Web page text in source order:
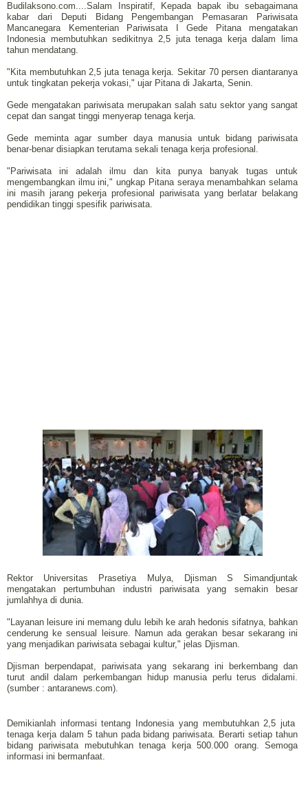
Budilaksono.com....Salam Inspiratif, Kepada bapak ibu sebagaimana
kabar dari Deputi Bidang Pengembangan Pemasaran Pariwisata
Mancanegara Kementerian Pariwisata I Gede Pitana mengatakan
Indonesia membutuhkan sedikitnya 2,5 juta tenaga kerja dalam lima
tahun mendatang.
"Kita membutuhkan 2,5 juta tenaga kerja. Sekitar 70 persen diantaranya
untuk tingkatan pekerja vokasi," ujar Pitana di Jakarta, Senin.
Gede mengatakan pariwisata merupakan salah satu sektor yang sangat
cepat dan sangat tinggi menyerap tenaga kerja.
Gede meminta agar sumber daya manusia untuk bidang pariwisata
benar-benar disiapkan terutama sekali tenaga kerja profesional.
"Pariwisata ini adalah ilmu dan kita punya banyak tugas untuk
mengembangkan ilmu ini," ungkap Pitana seraya menambahkan selama
ini masih jarang pekerja profesional pariwisata yang berlatar belakang
pendidikan tinggi spesifik pariwisata.
Rektor Universitas Prasetiya Mulya, Djisman S Simandjuntak
mengatakan pertumbuhan industri pariwisata yang semakin besar
jumlahhya di dunia.
"Layanan leisure ini memang dulu lebih ke arah hedonis sifatnya, bahkan
cenderung ke sensual leisure. Namun ada gerakan besar sekarang ini
yang menjadikan pariwisata sebagai kultur," jelas Djisman.
Djisman berpendapat, pariwisata yang sekarang ini berkembang dan
turut andil dalam perkembangan hidup manusia perlu terus didalami.
(sumber : antaranews.com).
Demikianlah informasi tentang Indonesia yang membutuhkan 2,5 juta
tenaga kerja dalam 5 tahun pada bidang pariwisata. Berarti setiap tahun
bidang pariwisata mebutuhkan tenaga kerja 500.000 orang. Semoga
informasi ini bermanfaat.